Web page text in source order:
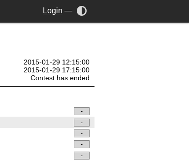
Login —
2015-01-29 12:15:00
2015-01-29 17:15:00
Contest has ended
-
-
-
-
-